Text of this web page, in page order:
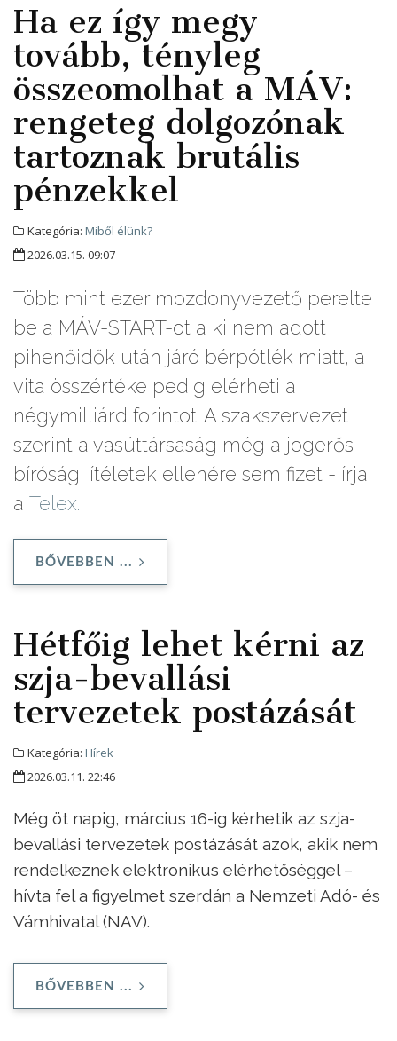
Ha ez így megy
tovább, tényleg
összeomolhat a MÁV:
rengeteg dolgozónak
tartoznak brutális
pénzekkel
Kategória: Miből élünk?
2026.03.15. 09:07
Több mint ezer mozdonyvezető perelte
be a MÁV-START-ot a ki nem adott
pihenőidők után járó bérpótlék miatt, a
vita összértéke pedig elérheti a
négymilliárd forintot. A szakszervezet
szerint a vasúttársaság még a jogerős
bírósági ítéletek ellenére sem fizet - írja
a Telex.
BŐVEBBEN ...
Hétfőig lehet kérni az
szja-bevallási
tervezetek postázását
Kategória: Hírek
2026.03.11. 22:46
Még öt napig, március 16-ig kérhetik az szja-
bevallási tervezetek postázását azok, akik nem
rendelkeznek elektronikus elérhetőséggel –
hívta fel a figyelmet szerdán a Nemzeti Adó- és
Vámhivatal (NAV).
BŐVEBBEN ...